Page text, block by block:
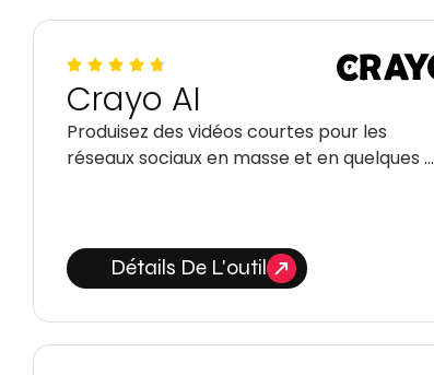
Crayo AI
Produisez des vidéos courtes pour les
réseaux sociaux en masse et en quelques …
Détails De L'outil